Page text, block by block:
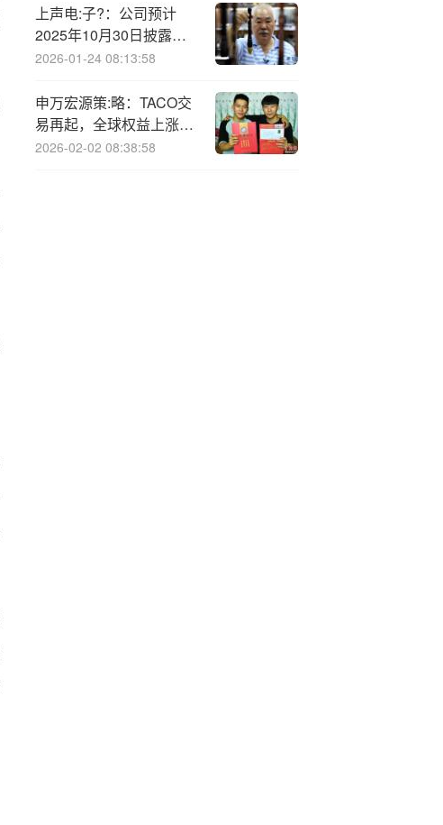
上声电:子?：公司预计
2025年10月30日披露三
季度报告
2026-01-24 08:13:58
申万宏源策:略：TACO交
易再起，全球权益上涨贵
金属回调
2026-02-02 08:38:58